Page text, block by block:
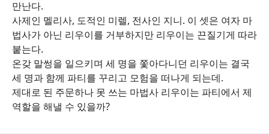
만난다.
사제인 멜리사, 도적인 미렐, 전사인 지니. 이 셋은 여자 마
법사가 아닌 리우이를 거부하지만 리우이는 끈질기게 따라
붙는다.
온갖 말썽을 일으키며 세 명을 쫓아다니던 리우이는 결국
세 명과 함께 파티를 꾸리고 모험을 떠나게 되는데.
제대로 된 주문하나 못 쓰는 마법사 리우이는 파티에서 제
역할을 해낼 수 있을까?